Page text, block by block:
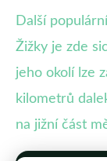
Další
Žižky je zde
jeho okolí lze
kilometrů
na jižní část